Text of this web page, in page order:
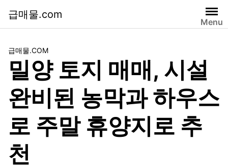
급매물.com
Menu
급매물.COM
밀양 토지 매매, 시설
완비된 농막과 하우스
로 주말 휴양지로 추
천